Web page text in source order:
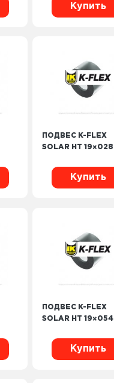
Купить
ПОДВЕС K-FLEX
SOLAR HT 19×028
Купить
ПОДВЕС K-FLEX
SOLAR HT 19×054
Купить